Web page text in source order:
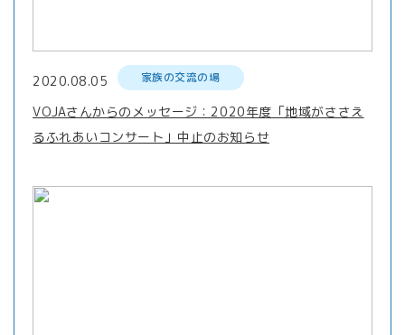
2020.08.05 家族の交流の場
VOJAさんからのメッセージ：2020年度「地域がささえ
るふれあいコンサート」中止のお知らせ